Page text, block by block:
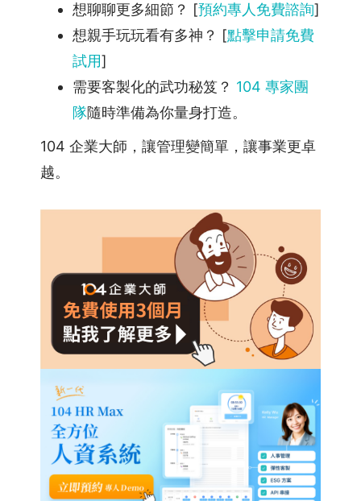
想聊聊更多細節？ [預約專人免費諮詢]
想親手玩玩看有多神？ [點擊申請免費
試用]
需要客製化的武功秘笈？ 104 專家團
隊隨時準備為你量身打造。
104 企業大師，讓管理變簡單，讓事業更卓
越。